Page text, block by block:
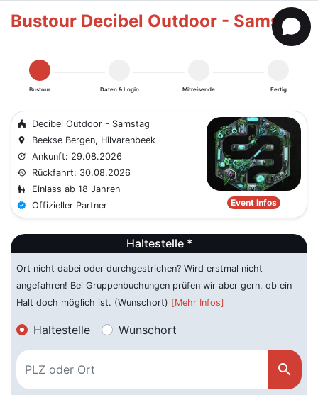
Bustour Decibel Outdoor - Samstag
Bustour Daten & Login Mitreisende Fertig
festival Decibel Outdoor - Samstag
place Beekse Bergen, Hilvarenbeek
update Ankunft: 29.08.2026
history Rückfahrt: 30.08.2026
escalator_warning Einlass ab 18 Jahren
verified Offizieller Partner Event Infos
Haltestelle *
Ort nicht dabei oder durchgestrichen? Wird erstmal nicht
angefahren! Bei Gruppenbuchungen prüfen wir aber gern, ob ein
Halt doch möglich ist. (Wunschort) [Mehr Infos]
Haltestelle Wunschort
search